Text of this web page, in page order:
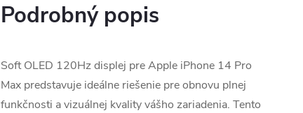
Podrobný popis
Soft OLED 120Hz displej pre Apple iPhone 14 Pro
Max predstavuje ideálne riešenie pre obnovu plnej
funkčnosti a vizuálnej kvality vášho zariadenia. Tento